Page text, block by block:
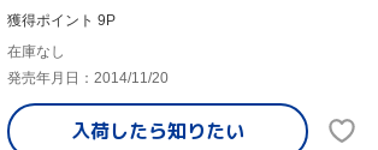
獲得ポイント 9P
在庫なし
発売年月日：2014/11/20
入荷したら知りたい